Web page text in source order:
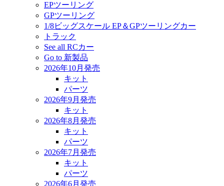
EPツーリング
GPツーリング
1/8ビッグスケール EP＆GPツーリングカー
トラック
See all RCカー
Go to 新製品
2026年10月発売
キット
パーツ
2026年9月発売
キット
2026年8月発売
キット
パーツ
2026年7月発売
キット
パーツ
2026年6月発売